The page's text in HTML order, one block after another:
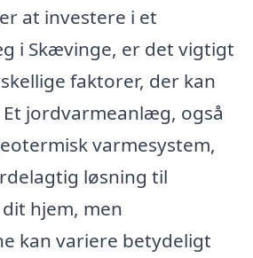
at investere i et
i Skævinge, er det vigtigt
faktorer, der kan
jordvarmeanlæg, også
varmesystem,
løsning til
hjem, men
kan variere betydeligt